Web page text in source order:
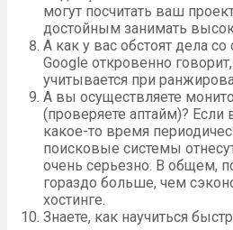
могут посчитать ваш
достойным занимать
А как у вас обстоят дела
Google откровенно
учитывается при
А вы осуществляете
(проверяете аптайм)? Если
какое-то время
поисковые системы
очень серьезно. В общем,
гораздо больше, чем
хостинге.
Знаете, как научиться